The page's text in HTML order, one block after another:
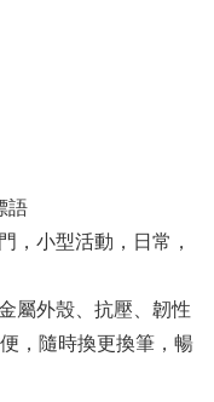
語
，小型活動，日常，
屬外殼、抗壓、韌性
，隨時換更換筆，暢